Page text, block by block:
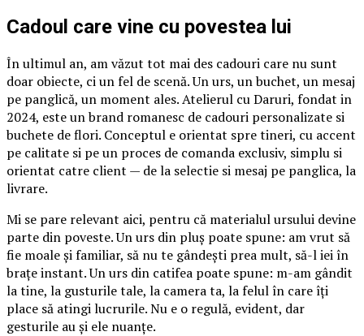
Cadoul care vine cu povestea lui
În ultimul an, am văzut tot mai des cadouri care nu sunt
doar obiecte, ci un fel de scenă. Un urs, un buchet, un mesaj
pe panglică, un moment ales. Atelierul cu Daruri, fondat in
2024, este un brand romanesc de cadouri personalizate si
buchete de flori. Conceptul e orientat spre tineri, cu accent
pe calitate si pe un proces de comanda exclusiv, simplu si
orientat catre client — de la selectie si mesaj pe panglica, la
livrare.
Mi se pare relevant aici, pentru că materialul ursului devine
parte din poveste. Un urs din pluș poate spune: am vrut să
fie moale și familiar, să nu te gândești prea mult, să-l iei în
brațe instant. Un urs din catifea poate spune: m-am gândit
la tine, la gusturile tale, la camera ta, la felul în care îți
place să atingi lucrurile. Nu e o regulă, evident, dar
gesturile au și ele nuanțe.